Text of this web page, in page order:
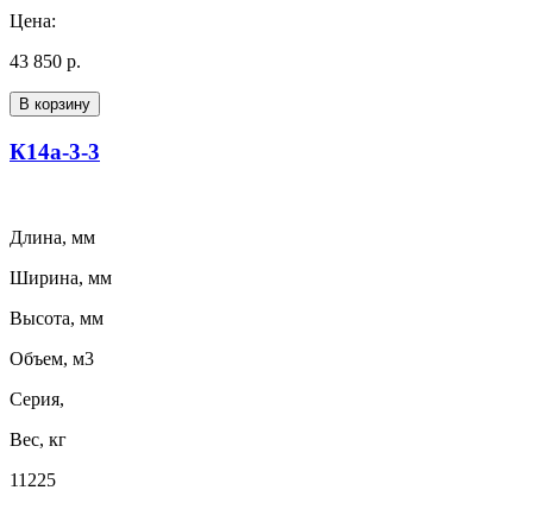
Цена:
43 850 р.
В корзину
К14а-3-3
Длина, мм
Ширина, мм
Высота, мм
Объем, м3
Серия,
Вес, кг
11225